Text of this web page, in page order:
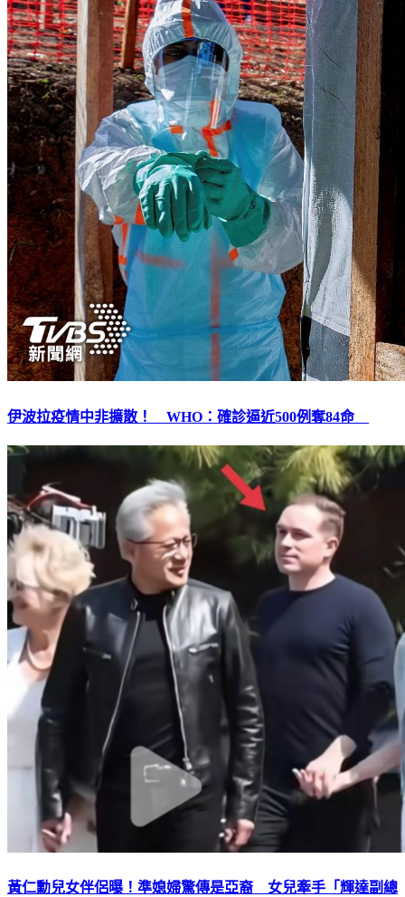
伊波拉疫情中非擴散！ WHO：確診逼近500例奪84命
黃仁勳兒女伴侶曝！準媳婦驚傳是亞裔 女兒牽手「輝達副總